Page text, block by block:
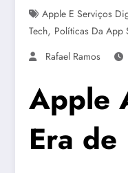
Apple E Serviços
Tech, Políticas Da App
Rafael Ramos
Apple
Era